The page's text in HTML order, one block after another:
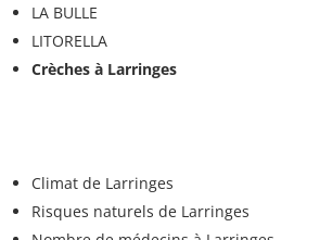
LA BULLE
LITORELLA
Crèches à Larringes
Climat de Larringes
Risques naturels de Larringes